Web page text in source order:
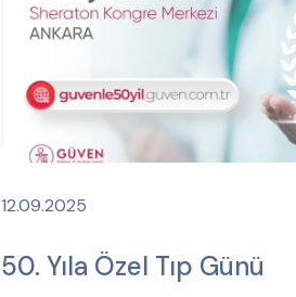
12.09.2025
50.⁠ ⁠Yıla Özel Tıp Günü